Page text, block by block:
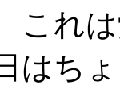
これ
はち